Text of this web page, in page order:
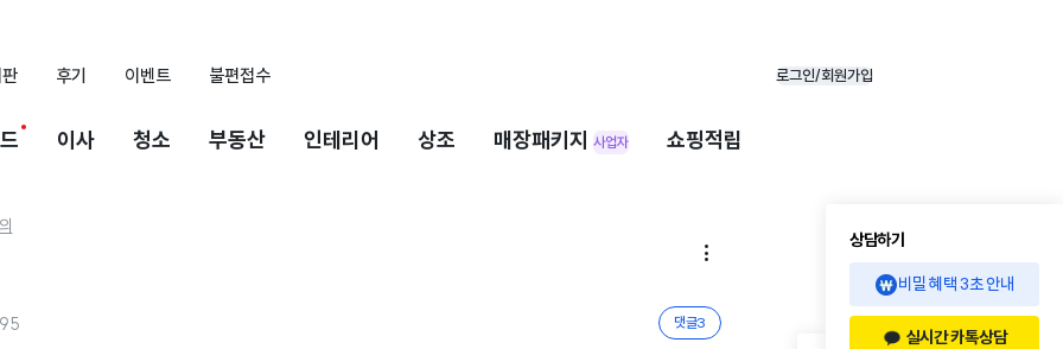
후기 이벤트 불편접수 로그인/회원가입
이사 청소 부동산 인테리어 상조 매장패키지 사업자 쇼핑적립

댓글3
상담하기
비밀 혜택 3초 안내
실시간 카톡상담